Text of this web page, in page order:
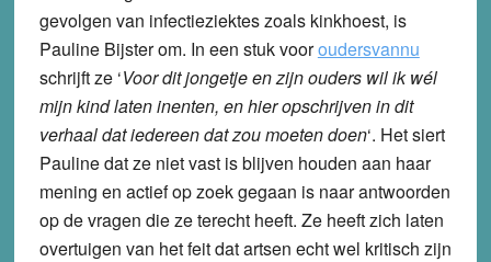
gevolgen van infectieziektes zoals kinkhoest, is
Pauline Bijster om. In een stuk vooroudersvannu
schrijft ze ‘Voor dit jongetje en zijn ouders wil ik wél
mijn kind laten inenten, en hier opschrijven in dit
verhaal dat iedereen dat zou moeten doen‘. Het siert
Pauline dat ze niet vast is blijven houden aan haar
mening en actief op zoek gegaan is naar antwoorden
op de vragen die ze terecht heeft. Ze heeft zich laten
overtuigen van het feit dat artsen echt wel kritisch zijn